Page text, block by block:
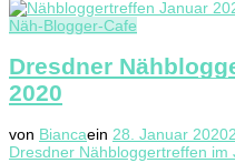
Näh-Blogger-Cafe
Dresdner
2020
von Biancaein 28. Januar 2020
Dresdner Nähbloggertreffen im